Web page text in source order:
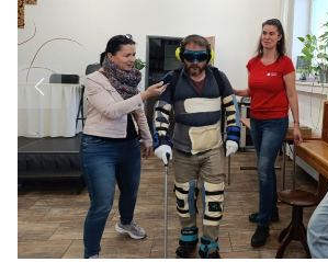
Previous